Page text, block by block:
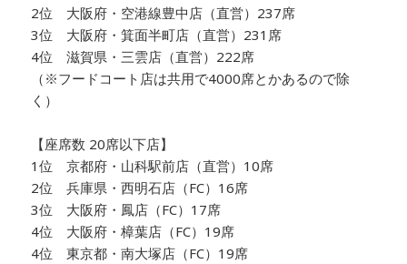
2位 大阪府・空港線豊中店（直営）237席
3位 大阪府・箕面半町店（直営）231席
4位 滋賀県・三雲店（直営）222席
（※フードコート店は共用で4000席とかあるので除
く）
【座席数 20席以下店】
1位 京都府・山科駅前店（直営）10席
2位 兵庫県・西明石店（FC）16席
3位 大阪府・鳳店（FC）17席
4位 大阪府・樟葉店（FC）19席
4位 東京都・南大塚店（FC）19席